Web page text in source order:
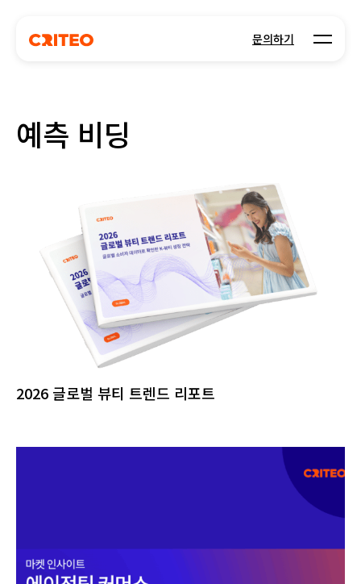
문의하기 Open
예측 비딩
2026 글로벌 뷰티 트렌드 리포트